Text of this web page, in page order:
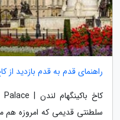
راهنمای قدم به قدم بازدید از
سلطنتی قدیمی که امروزه هم